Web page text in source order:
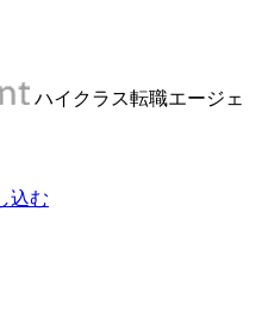
ハイクラス転職エージェ
込む